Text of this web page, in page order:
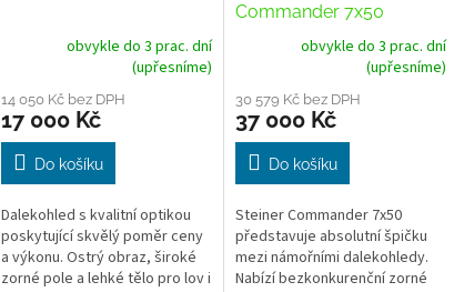
obvykle do 3 prac. dní
(upřesníme)
14 050 Kč bez DPH
17 000 Kč
Do košíku
Dalekohled s kvalitní optikou
poskytující skvělý poměr ceny
a výkonu. Ostrý obraz, široké
zorné pole a lehké tělo pro lov i
Commander 7x50
obvykle do 3 prac. dní
(upřesníme)
30 579 Kč bez DPH
37 000 Kč
Do košíku
Steiner Commander 7x50
představuje absolutní špičku
mezi námořními dalekohledy.
Nabízí bezkonkurenční zorné